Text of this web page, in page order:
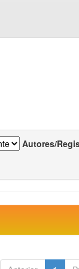
Autores/